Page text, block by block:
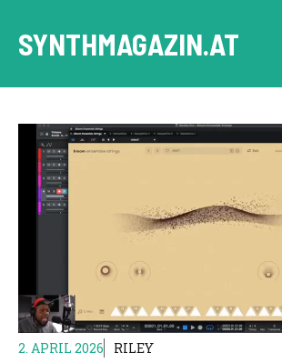
content
SYNTHMAGAZIN.AT
2. APRIL 2026 RILEY